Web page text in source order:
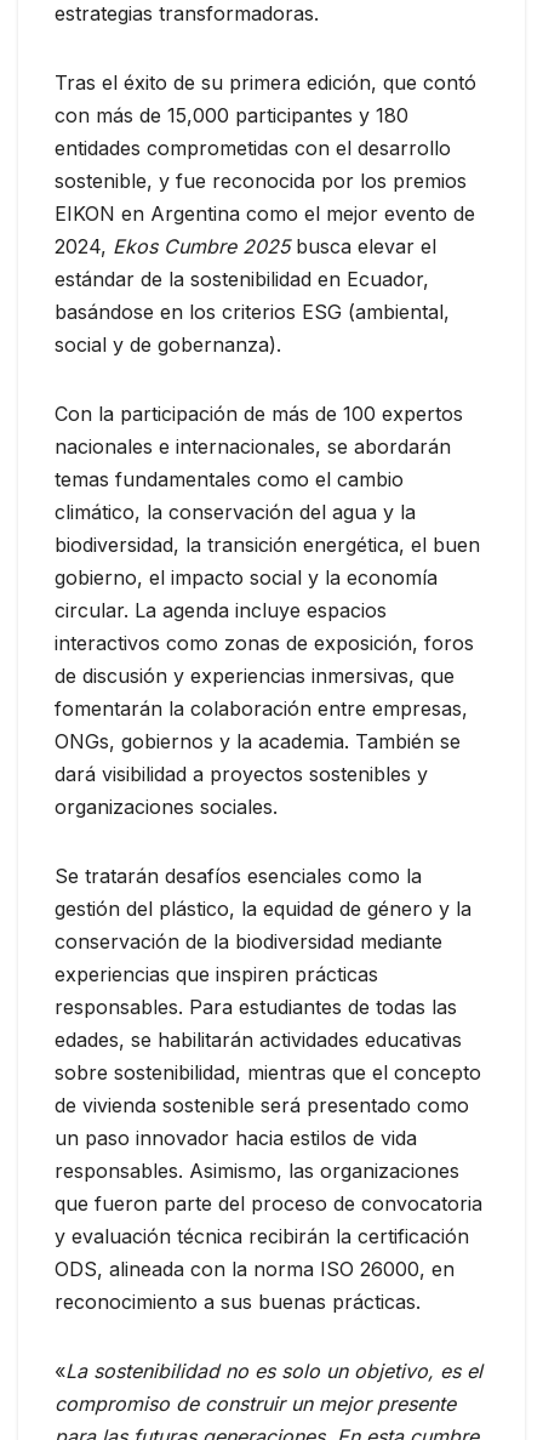
estrategias transformadoras.
Tras el éxito de su primera edición, que contó
con más de 15,000 participantes y 180
entidades comprometidas con el desarrollo
sostenible, y fue reconocida por los premios
EIKON en Argentina como el mejor evento de
2024, Ekos Cumbre 2025busca elevar el
estándar de la sostenibilidad en Ecuador,
basándose en los criterios ESG (ambiental,
social y de gobernanza).
Con la participación de más de 100 expertos
nacionales e internacionales, se abordarán
temas fundamentales como el cambio
climático, la conservación del agua y la
biodiversidad, la transición energética, el buen
gobierno, el impacto social y la economía
circular. La agenda incluye espacios
interactivos como zonas de exposición, foros
de discusión y experiencias inmersivas, que
fomentarán la colaboración entre empresas,
ONGs, gobiernos y la academia. También se
dará visibilidad a proyectos sostenibles y
organizaciones sociales.
Se tratarán desafíos esenciales como la
gestión del plástico, la equidad de género y la
conservación de la biodiversidad mediante
experiencias que inspiren prácticas
responsables. Para estudiantes de todas las
edades, se habilitarán actividades educativas
sobre sostenibilidad, mientras que el concepto
de vivienda sostenible será presentado como
un paso innovador hacia estilos de vida
responsables. Asimismo, las organizaciones
que fueron parte del proceso de convocatoria
y evaluación técnica recibirán la certificación
ODS, alineada con la norma ISO 26000, en
reconocimiento a sus buenas prácticas.
«La sostenibilidad no es solo un objetivo, es el
compromiso de construir un mejor presente